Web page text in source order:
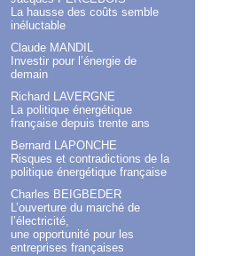
La hausse des coûts semble
inéluctable
Claude MANDIL
Investir pour l’énergie de
demain
Richard LAVERGNE
La politique énergétique
française depuis trente ans
Bernard LAPONCHE
Risques et contradictions de la
politique énergétique française
Charles BEIGBEDER
L’ouverture du marché de
l’électricité,
une opportunité pour les
entreprises françaises